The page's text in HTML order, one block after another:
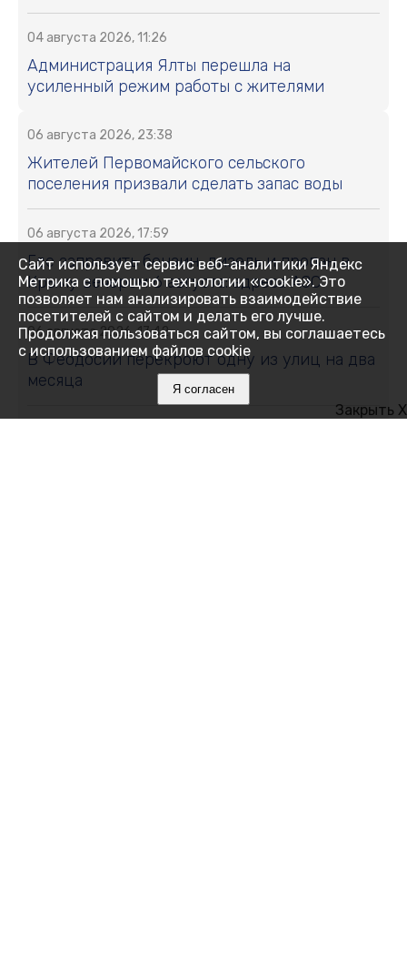
04 августа 2026, 11:26
Администрация Ялты перешла на
усиленный режим работы с жителями
06 августа 2026, 23:38
Жителей Первомайского сельского
поселения призвали сделать запас воды
06 августа 2026, 17:59
Где заправить бензин, дизель и пропан в
Крыму вечером 6 августа: адреса АЗС
06 августа 2026, 17:42
В Феодосии перекроют одну из улиц на два
месяца
Закрыть X
Сайт использует сервис веб-аналитики Яндекс
Метрика с помощью технологии «cookie». Это
позволяет нам анализировать взаимодействие
посетителей с сайтом и делать его лучше.
Продолжая пользоваться сайтом, вы соглашаетесь
с использованием файлов cookie
Я согласен